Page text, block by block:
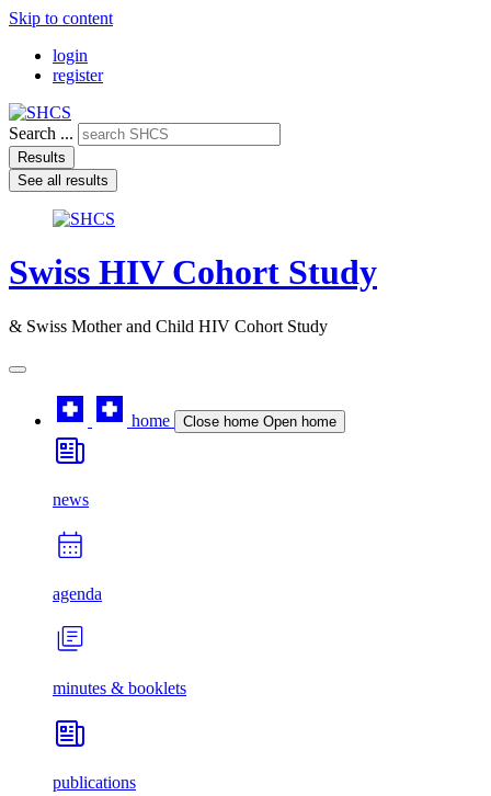
Skip to content
login
register
Search ...
Results
See all results
Swiss HIV Cohort Study
& Swiss Mother and Child HIV Cohort Study
home Close home Open home
news
agenda
minutes & booklets
publications